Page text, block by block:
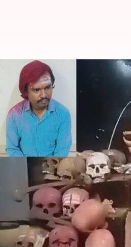
Karnataka:
వ్రాసిన వారు Sirish Praharaju
ఈ వార్తాకథనం ఏంటి
కర్ణాటక లోని రామనగర జిల్లా
పోలీసులు తెలిపారు.
పోలీసులు తెలిపిన వివరాల
గ్రామస్తుల నుంచి సమాచారం
విచారణలో,బలరామ్ రాత్రిపూట
"నిందితుడు స్మశాన వాటికల